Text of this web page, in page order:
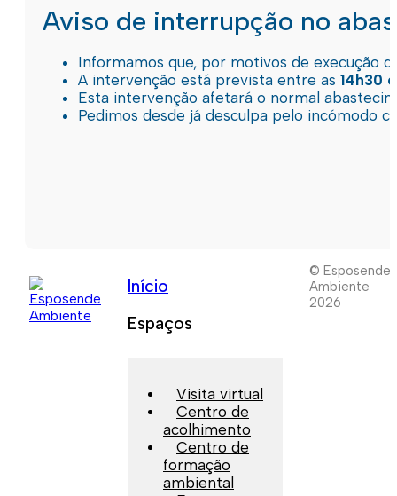
Aviso de interrupção no
Informamos que, por motivos de execução
A intervenção está prevista entre as 14h30
Esta intervenção afetará o normal
Pedimos desde já desculpa pelo incómodo
Início
Espaços
Visita virtual
Centro de
acolhimento
Centro de
formação
ambiental
© Esposende
Ambiente
2026